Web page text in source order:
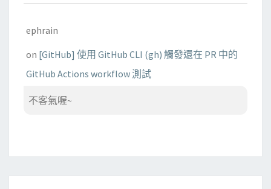
ephrain
on [GitHub] 使用 GitHub CLI (gh) 觸發還在 PR 中的
GitHub Actions workflow 測試
不客氣喔~